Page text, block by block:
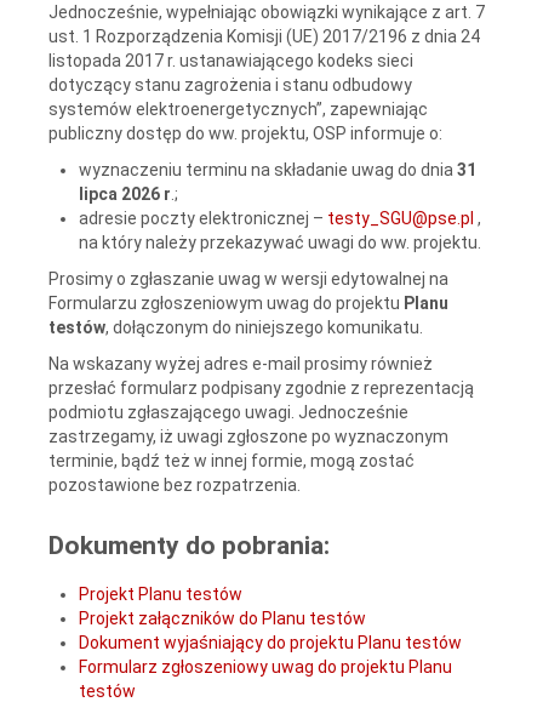
Jednocześnie, wypełniając obowiązki wynikające z art. 7
ust. 1 Rozporządzenia Komisji (UE) 2017/2196 z dnia 24
listopada 2017 r. ustanawiającego kodeks sieci
dotyczący stanu zagrożenia i stanu odbudowy
systemów elektroenergetycznych”, zapewniając
publiczny dostęp do ww. projektu, OSP informuje o:
wyznaczeniu terminu na składanie uwag do dnia 31
lipca 2026 r .;
adresie poczty elektronicznej – testy_SGU@pse.pl ,
na który należy przekazywać uwagi do ww. projektu.
Prosimy o zgłaszanie uwag w wersji edytowalnej na
Formularzu zgłoszeniowym uwag do projektu Planu
testów, dołączonym do niniejszego komunikatu.
Na wskazany wyżej adres e-mail prosimy również
przesłać formularz podpisany zgodnie z reprezentacją
podmiotu zgłaszającego uwagi. Jednocześnie
zastrzegamy, iż uwagi zgłoszone po wyznaczonym
terminie, bądź też w innej formie, mogą zostać
pozostawione bez rozpatrzenia.
Dokumenty do pobrania:
Projekt Planu testów
Projekt załączników do Planu testów
Dokument wyjaśniający do projektu Planu testów
Formularz zgłoszeniowy uwag do projektu Planu
testów